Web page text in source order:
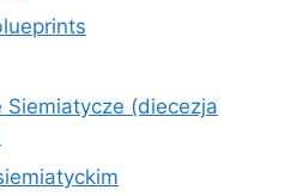
(diecezja